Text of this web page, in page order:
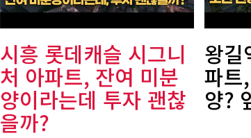
시흥 롯데캐슬 시그니
처 아파트, 잔여 미분
양이라는데 투자 괜찮
을까?
왕길
파트
양?